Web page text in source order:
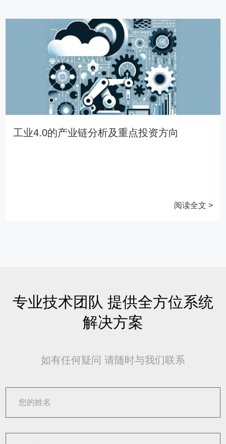
工业4.0的产业链分析及重点投资方向
阅读全文 >
专业技术团队 提供全方位系统
解决方案
如有任何疑问 请随时与我们联系